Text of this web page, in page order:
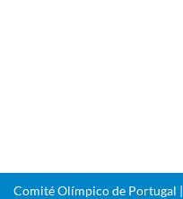
Comité Olímpico de Portugal |